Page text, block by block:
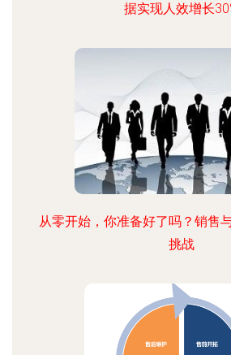
据实现人效增长
从零开始，你准备好了吗？销售
挑战